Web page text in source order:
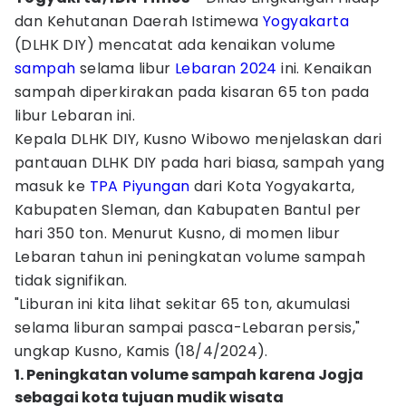
dan Kehutanan Daerah Istimewa Yogyakarta
(DLHK DIY) mencatat ada kenaikan volume
sampah selama libur Lebaran 2024 ini. Kenaikan
sampah diperkirakan pada kisaran 65 ton pada
libur Lebaran ini.
Kepala DLHK DIY, Kusno Wibowo menjelaskan dari
pantauan DLHK DIY pada hari biasa, sampah yang
masuk ke TPA Piyungan dari Kota Yogyakarta,
Kabupaten Sleman, dan Kabupaten Bantul per
hari 350 ton. Menurut Kusno, di momen libur
Lebaran tahun ini peningkatan volume sampah
tidak signifikan.
"Liburan ini kita lihat sekitar 65 ton, akumulasi
selama liburan sampai pasca-Lebaran persis,"
ungkap Kusno, Kamis (18/4/2024).
1. Peningkatan volume sampah karena Jogja
sebagai kota tujuan mudik wisata